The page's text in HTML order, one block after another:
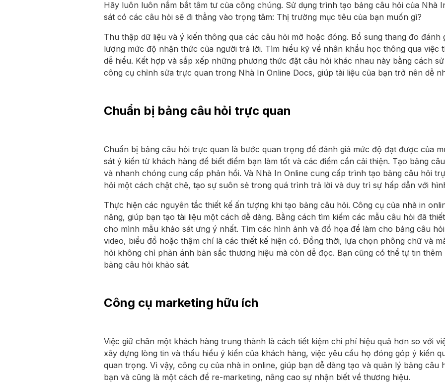
Hãy luôn luôn nắm bắt tâm tư của công chúng. Sử dụng trình tạo bảng câu hỏi của Nhà
sát có các câu hỏi sẽ đi thẳng vào trọng tâm: Thị trường mục tiêu của bạn muốn gì?
Thu thập dữ liệu và ý kiến thông qua các câu hỏi mở hoặc đóng. Bổ sung thang đo đánh
lượng mức độ nhận thức của người trả lời. Tìm hiểu kỹ về nhân khẩu học thông qua việc
dễ hiểu. Kết hợp và sắp xếp những phương thức đặt câu hỏi khác nhau này bằng cách
công cụ chỉnh sửa trực quan trong Nhà In Online Docs, giúp tài liệu của bạn trở nên dễ
Chuẩn bị bảng câu hỏi trực quan
Chuẩn bị bảng câu hỏi trực quan là bước quan trọng để đánh giá mức độ đạt được của
sát ý kiến từ khách hàng để biết điểm bạn làm tốt và các điểm cần cải thiện. Tạo bảng
và nhanh chóng cung cấp phản hồi. Và Nhà In Online cung cấp trình tạo bảng câu hỏi
hỏi một cách chặt chẽ, tạo sự suôn sẻ trong quá trình trả lời và duy trì sự hấp dẫn với
Thực hiện các nguyên tắc thiết kế ấn tượng khi tạo bảng câu hỏi. Công cụ của nhà in
năng, giúp bạn tạo tài liệu một cách dễ dàng. Bằng cách tìm kiếm các mẫu câu hỏi đã
cho mình mẫu khảo sát ưng ý nhất. Tìm các hình ảnh và đồ họa để làm cho bảng câu
video, biểu đồ hoặc thậm chí là các thiết kế hiện có. Đồng thời, lựa chọn phông chữ và
hỏi không chỉ phản ánh bản sắc thương hiệu mà còn dễ đọc. Bạn cũng có thể tự tin
bảng câu hỏi khảo sát.
Công cụ marketing hữu ích
Việc giữ chân một khách hàng trung thành là cách tiết kiệm chi phí hiệu quả hơn so với
xây dựng lòng tin và thấu hiểu ý kiến của khách hàng, việc yêu cầu họ đóng góp ý kiến
quan trọng. Vì vậy, công cụ của nhà in online, giúp bạn dễ dàng tạo và quản lý bảng câu
bạn và cũng là một cách để re-marketing, nâng cao sự nhận biết về thương hiệu.